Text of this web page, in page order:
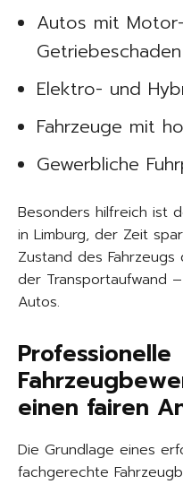
Autos mit
Getriebeschaden
Elektro- und
Fahrzeuge mit
Gewerbliche
Besonders hilfreich ist
in Limburg, der Zeit
Zustand des
der Transportaufwand
Autos.
Professionelle
einen fairen
Die Grundlage eines
fachgerechte